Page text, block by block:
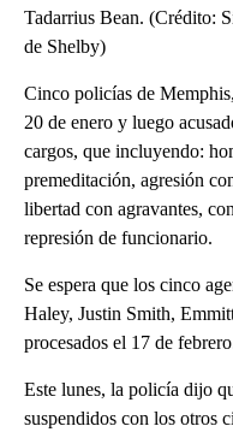
Tadarrius Bean. (Crédito:
de Shelby)
Cinco policías de
20 de enero y luego
cargos, que incluyendo:
premeditación, agresión
libertad con agravantes,
represión de funcionario.
Se espera que los cinco
Haley, Justin Smith,
procesados el 17 de
Este lunes, la policía dijo
suspendidos con los otros